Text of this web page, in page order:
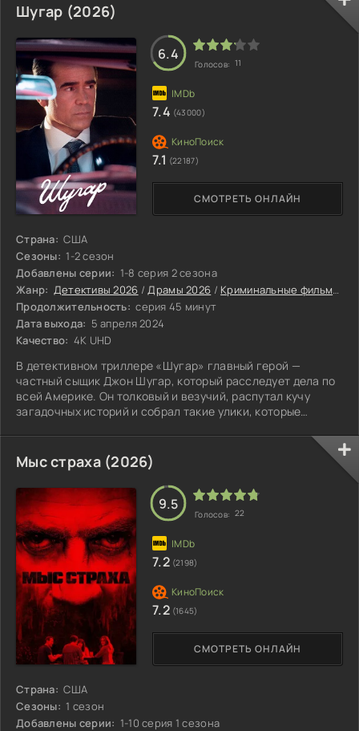
Шугар (2026)
Страна: США
Сезоны: 1-2 сезон
Добавлены серии: 1-8 серия 2 сезона
Жанр: Детективы 2026 /Драмы 2026 / Криминальные фильмы 2026
Продолжительность: серия 45 минут
Дата выхода: 5 апреля 2024
Качество: 4K UHD
В детективном триллере «Шугар» главный герой —
частный сыщик Джон Шугар, который расследует дела по
всей Америке. Он толковый и везучий, распутал кучу
загадочных историй и собрал такие улики, которые
преступника.
СМОТРЕТЬ ОНЛАЙН
6.4
Голосов: 11
7.4 (43000)
7.1 (22187)
Мыс страха (2026)
Страна: США
Сезоны: 1 сезон
Добавлены серии: 1-10 серия 1 сезона
СМОТРЕТЬ ОНЛАЙН
9.5
Голосов: 22
7.2 (2198)
7.2 (1645)